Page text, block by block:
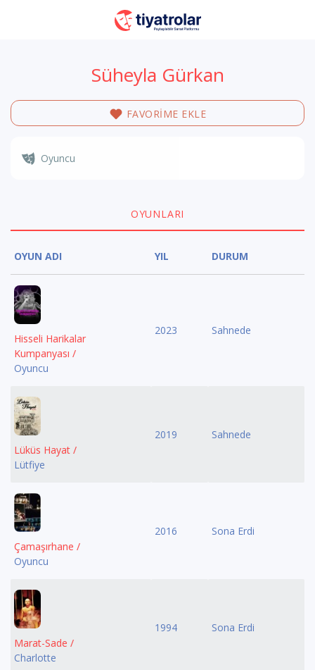
Süheyla Gürkan
FAVORİME EKLE
Oyuncu
OYUNLARI
OYUN ADI YIL DURUM
Hisseli Harikalar
Kumpanyası /
Oyuncu
2023 Sahnede
Lüküs Hayat /
Lütfiye
2019 Sahnede
Çamaşırhane /
Oyuncu
2016 Sona Erdi
Marat-Sade /
Charlotte
1994 Sona Erdi